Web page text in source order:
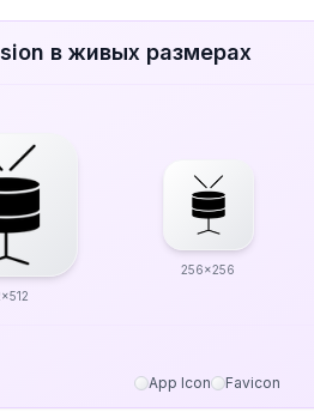
в живых размерах
256x256
App Icon Favicon